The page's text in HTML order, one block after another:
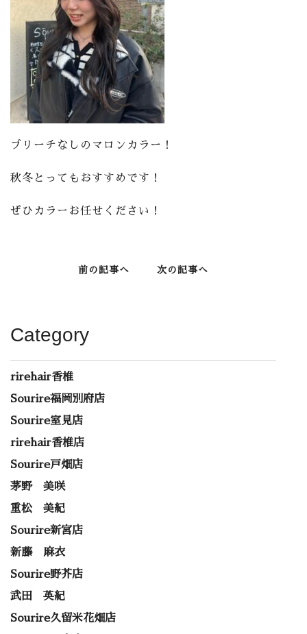
ブリーチなしのマロンカラー！
秋冬とってもおすすめです！
ぜひカラーお任せください！
前の記事へ 次の記事へ
Category
rirehair香椎
Sourire福岡別府店
Sourire室見店
rirehair香椎店
Sourire戸畑店
茅野 美咲
重松 美紀
Sourire新宮店
新藤 麻衣
Sourire野芥店
武田 英紀
Sourire久留米花畑店